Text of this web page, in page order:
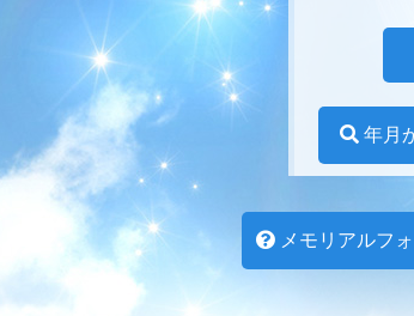
年月
メモリアルフ